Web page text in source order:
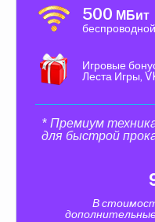
500 МБит
Игровые
Леста Игры,
* Премиум
для быстрой
В